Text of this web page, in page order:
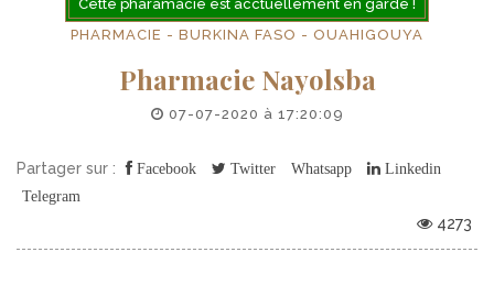
Cette pharamacie est acctuellement en garde !
PHARMACIE - BURKINA FASO - OUAHIGOUYA
Pharmacie Nayolsba
07-07-2020 à 17:20:09
Partager sur : Facebook Twitter Whatsapp
Linkedin
Telegram
4273